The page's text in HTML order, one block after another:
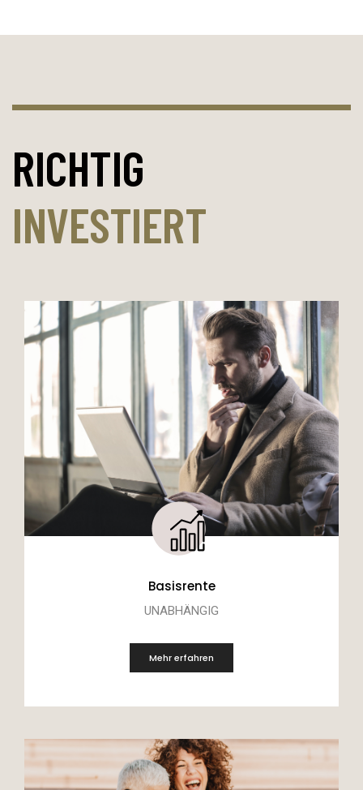
RICHTIG
INVESTIERT
Basisrente
UNABHÄNGIG
Mehr erfahren